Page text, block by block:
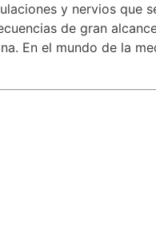
y nervios que
de gran
En el mundo de la